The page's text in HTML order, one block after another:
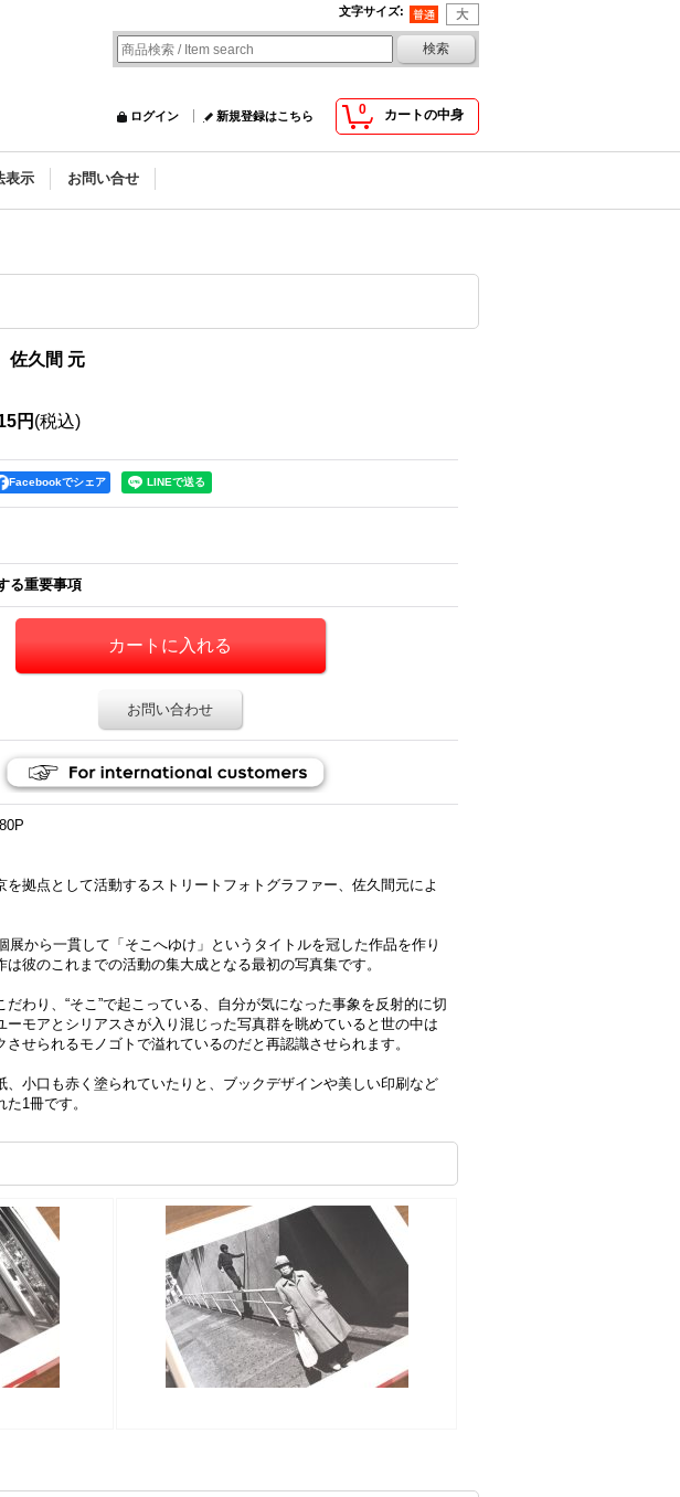
文字サイズ:
0 カートの中身
ログイン 新規登録はこちら
表示 お問い合せ
久間 元
円 (税込)
Facebookでシェア
る重要事項
お問い合わせ
を拠点として活動するストリートフォトグラファー、佐久間元によ
展から一貫して「そこへゆけ」というタイトルを冠した作品を作り
は彼のこれまでの活動の集大成となる最初の写真集です。
だわり、“そこ”で起こっている、自分が気になった事象を反射的に切
ーモアとシリアスさが入り混じった写真群を眺めていると世の中は
させられるモノゴトで溢れているのだと再認識させられます。
、小口も赤く塗られていたりと、ブックデザインや美しい印刷など
1冊です。